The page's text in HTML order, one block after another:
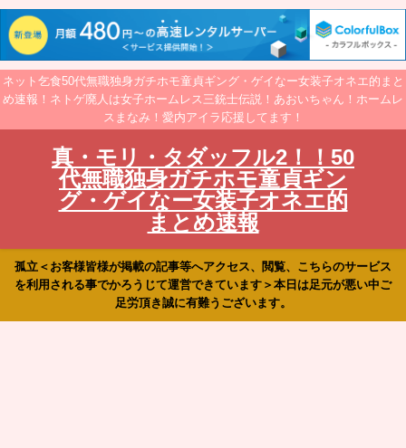
ネット乞食50代無職独身ガチホモ童貞ギング・ゲイなー女装子オネエ的まと
め速報！ネトゲ廃人は女子ホームレス三銃士伝説！あおいちゃん！ホームレ
スまなみ！愛内アイラ応援してます！
真・モリ・タダッフル2！！50
代無職独身ガチホモ童貞ギン
グ・ゲイなー女装子オネエ的
まとめ速報
孤立＜お客様皆様が掲載の記事等へアクセス、閲覧、こちらのサービス
を利用される事でかろうじて運営できています＞本日は足元が悪い中ご
足労頂き誠に有難うございます。